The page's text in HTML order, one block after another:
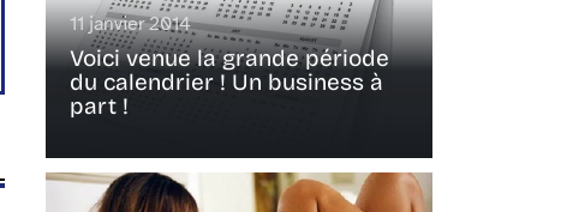
11 janvier 2014
Voici venue la grande période
du calendrier ! Un business à
part !